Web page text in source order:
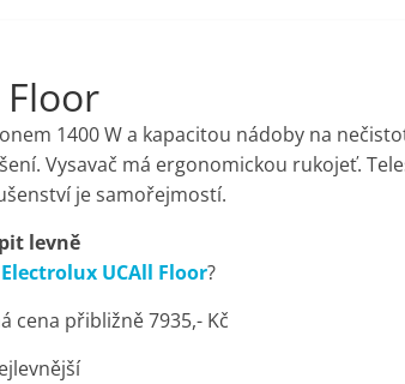
Floor
1400 W a kapacitou nádoby na
Vysavač má ergonomickou rukojeť.
je samořejmostí.
levně
UCAll Floor?
cena přibližně 7935,- Kč